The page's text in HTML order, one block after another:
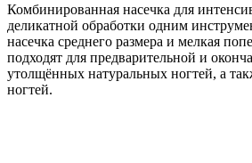
Комбинированная насечка для
деликатной обработки одним
насечка среднего размера и мелкая
подходят для предварительной и
утолщённых натуральных ногтей, а
ногтей.